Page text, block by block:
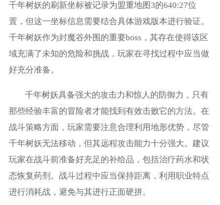
千年树妖的刷新坐标被记录为盟重地图3的640:27位
置，但这一坐标信息需要结合具体游戏版本进行验证。
千年树妖作为封魔谷外围的重要boss，其存在使得该区
域充满了未知的危险和挑战，玩家在寻找过程中应当做
好充分准备。
千年树妖具备强大的攻击力和惊人的防御力，只有
那些经验丰富的冒险者才能找到有效击败它的方法。在
战斗策略方面，玩家需要注意合理利用地形优势，尽管
千年树妖无法移动，但其远程攻击能力十分强大。建议
玩家在战斗前准备好充足的补给品，包括治疗药水和状
态恢复药剂。战斗过程中应当保持距离，利用职业特点
进行消耗战，避免与其进行正面硬拼。